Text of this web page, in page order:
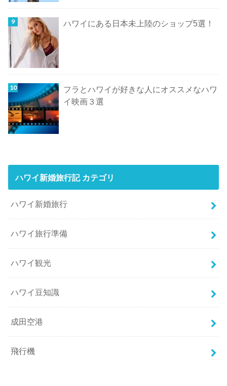
ハワイにある日本未上陸のショップ5選！
フラとハワイが好きな人にオススメなハワ
イ映画３選
ハワイ新婚旅行記 カテゴリ
ハワイ新婚旅行
ハワイ旅行準備
ハワイ観光
ハワイ豆知識
成田空港
飛行機